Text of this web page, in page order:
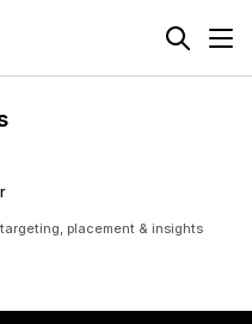
placement & insights